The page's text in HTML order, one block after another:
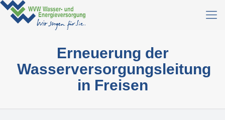
Erneuerung der
Wasserversorgungsleitung
in Freisen